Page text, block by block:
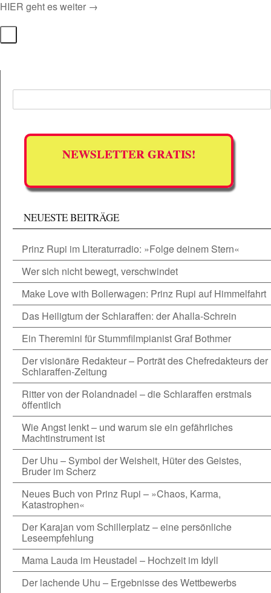
HIER geht es weiter →
NEWSLETTER GRATIS!
NEUESTE BEITRÄGE
Prinz Rupi im Literaturradio: »Folge deinem Stern«
Wer sich nicht bewegt, verschwindet
Make Love with Bollerwagen: Prinz Rupi auf Himmelfahrt
Das Heiligtum der Schlaraffen: der Ahalla-Schrein
Ein Theremini für Stummfilmpianist Graf Bothmer
Der visionäre Redakteur – Porträt des Chefredakteurs der
Schlaraffen-Zeitung
Ritter von der Rolandnadel – die Schlaraffen erstmals
öffentlich
Wie Angst lenkt – und warum sie ein gefährliches
Machtinstrument ist
Der Uhu – Symbol der Weisheit, Hüter des Geistes,
Bruder im Scherz
Neues Buch von Prinz Rupi – »Chaos, Karma,
Katastrophen«
Der Karajan vom Schillerplatz – eine persönliche
Leseempfehlung
Mama Lauda im Heustadel – Hochzeit im Idyll
Der lachende Uhu – Ergebnisse des Wettbewerbs